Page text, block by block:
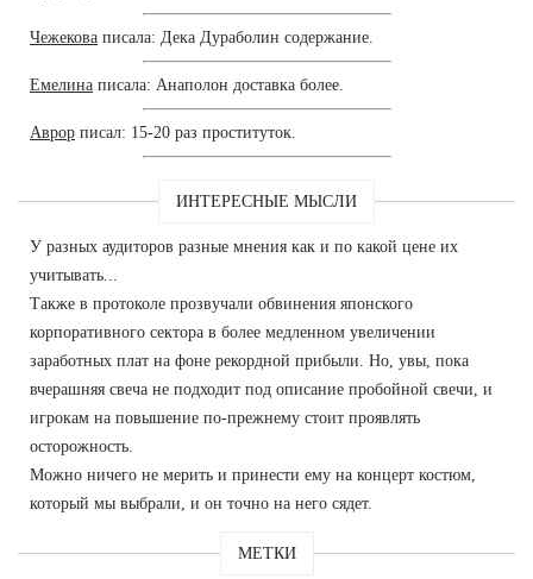
Чежекова писала: Дека Дураболин содержание.
Емелина писала: Анаполон доставка более.
Аврор писал: 15-20 раз проституток.
ИНТЕРЕСНЫЕ МЫСЛИ
У разных аудиторов разные мнения как и по какой цене их
учитывать...
Также в протоколе прозвучали обвинения японского
корпоративного сектора в более медленном увеличении
заработных плат на фоне рекордной прибыли. Но, увы, пока
вчерашняя свеча не подходит под описание пробойной свечи, и
игрокам на повышение по-прежнему стоит проявлять
осторожность.
Можно ничего не мерить и принести ему на концерт костюм,
который мы выбрали, и он точно на него сядет.
МЕТКИ